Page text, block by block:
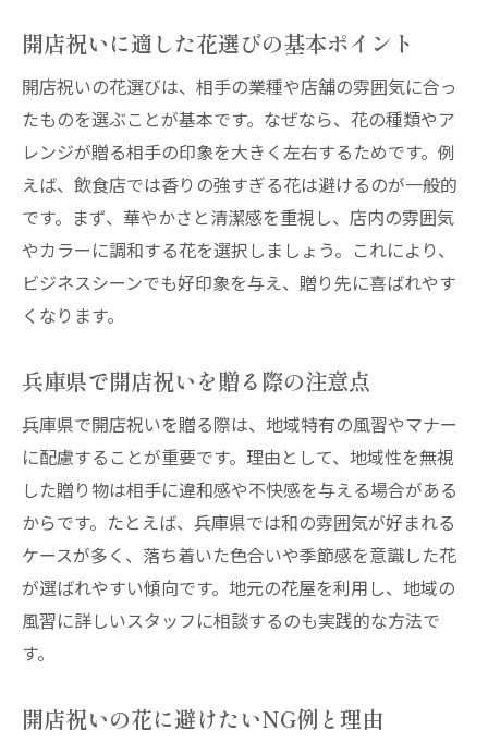
兵庫県の開店祝い事情とおすすめの花選び
開店祝いにふさわしい地元人気の花とは
兵庫県で開店祝いを贈る際の地域マナー
開店祝いで喜ばれる兵庫県の花屋活用法
開店祝い花の持ち帰りや配達時のポイント
兵庫県で知っておきたい開店祝い花の注意
点
おしゃれな花で開店祝いを演出するコツ
開店祝いで喜ばれるおしゃれな花アレンジ
兵庫県で注目のおしゃれ開店祝い花の選び
方
開店祝いで映える花の色使いとデザイン例
センスアップする開店祝い花ギフトの工夫
開店祝いに人気のおしゃれ花屋の特徴とは
開店祝い花で印象を残すためのポイント
スタンド花やバルーンを贈る際の注意点
開店祝いスタンド花の設置や持ち帰りに配
開店祝いに適した花選びの基本ポイント
開店祝いの花選びは、相手の業種や店舗の雰囲気に合っ
たものを選ぶことが基本です。なぜなら、花の種類やア
レンジが贈る相手の印象を大きく左右するためです。例
えば、飲食店では香りの強すぎる花は避けるのが一般的
です。まず、華やかさと清潔感を重視し、店内の雰囲気
やカラーに調和する花を選択しましょう。これにより、
ビジネスシーンでも好印象を与え、贈り先に喜ばれやす
くなります。
兵庫県で開店祝いを贈る際の注意点
兵庫県で開店祝いを贈る際は、地域特有の風習やマナー
に配慮することが重要です。理由として、地域性を無視
した贈り物は相手に違和感や不快感を与える場合がある
からです。たとえば、兵庫県では和の雰囲気が好まれる
ケースが多く、落ち着いた色合いや季節感を意識した花
が選ばれやすい傾向です。地元の花屋を利用し、地域の
風習に詳しいスタッフに相談するのも実践的な方法で
す。
開店祝いの花に避けたいNG例と理由